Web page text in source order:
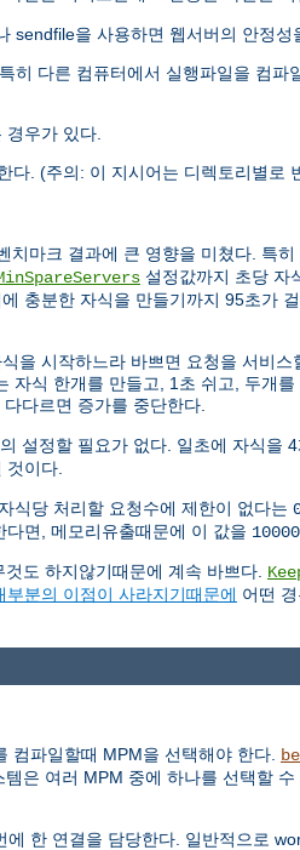
을 사용하면 웹서버의 안정성
다른 컴퓨터에서 실행파일을 컴파
우가 있다.
다. (주의: 이 지시어는 디렉토리별로
치마크 결과에 큰 영향을 미쳤다. 특
설정값까지 초당 자
충분한 자식을 만들기까지 95초가
을 시작하느라 바쁘면 요청을 서비
식 한개를 만들고, 1초 쉬고, 두개
다다르면 증가를 중단한다.
설정할 필요가 없다. 일초에 자식을
것이다.
식당 처리할 요청수에 제한이 없다는
면, 메모리유출때문에 이 값을 10000
도 하지않기때문에 계속 바쁘다.
부분의 이점이 사라지기때문에 어떤
컴파일할때 MPM을 선택해야 한다.
은 여러 MPM 중에 하나를 선택할
한 연결을 담당한다. 일반적으로